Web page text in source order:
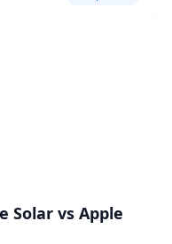
Solar vs Apple